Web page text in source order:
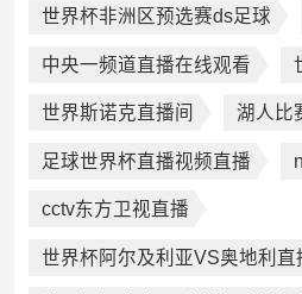
世界杯非洲区预选赛ds足球
中央一频道直播在线观看
世界斯诺克直播间 湖人比
足球世界杯直播视频直播
cctv东方卫视直播
世界杯阿尔及利亚VS奥地利直